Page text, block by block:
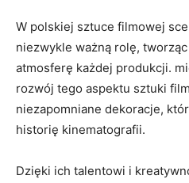
W polskiej sztuce filmowej
niezwykle ważną rolę,⁣
atmosferę ‌każdej produkcji.
rozwój tego aspektu sztuki
niezapomniane dekoracje,
⁢historię kinematografii.
Dzięki ich talentowi i